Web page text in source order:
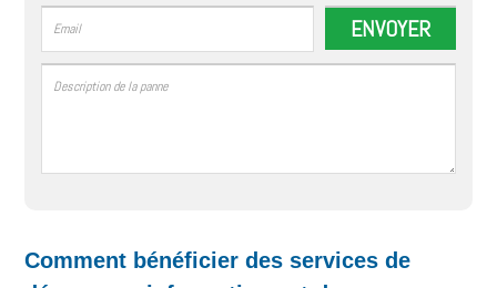
Comment bénéficier des services de